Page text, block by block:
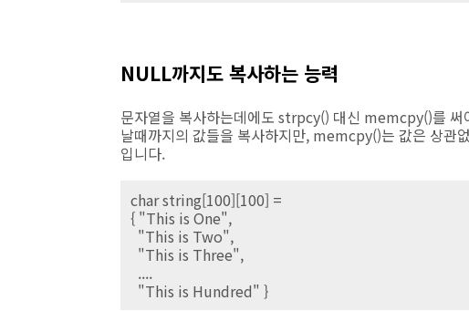
NULL까지도 복사하는 능력
문자열을 복사하는데에도 strpcy() 대신 memcpy()를
날때까지의 값들을 복사하지만, memcpy()는 값은 상관
입니다.
char string[100][100] =
{ "This is One",
"This is Two",
"This is Three",
....
"This is Hundred" }